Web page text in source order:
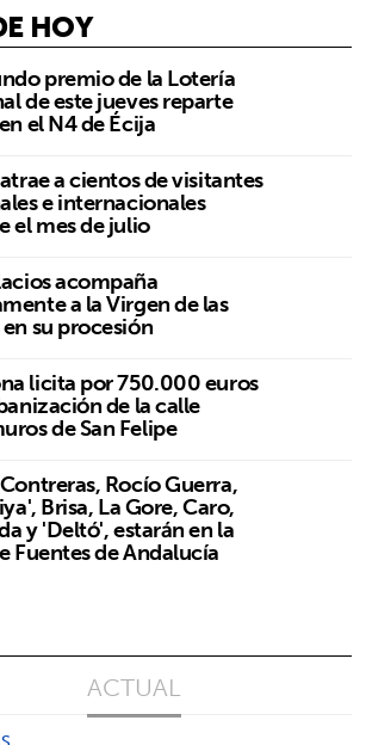
HOY
premio de la Lotería
de este jueves reparte
el N4 de Écija
a cientos de visitantes
e internacionales
el mes de julio
acompaña
a la Virgen de las
su procesión
licita por 750.000 euros
de la calle
de San Felipe
Rocío Guerra,
Brisa, La Gore, Caro,
y 'Deltó', estarán en la
Fuentes de Andalucía
ACTUAL